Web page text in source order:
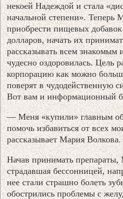
некоей Надеждой и стала
начальной степени». Теперь
приобрести пищевых
долларов, начать их
рассказывать всем знакомым
чудесно оздоровилась. Цель
корпорацию как можно
поверят в чудодейственную
Вот вам и информационный
— Меня «купили» главным
помочь избавиться от всех
рассказывает Мария Волкова.
Начав принимать препараты,
страдавшая бессонницей,
нее стали страшно болеть
обострились проблемы с